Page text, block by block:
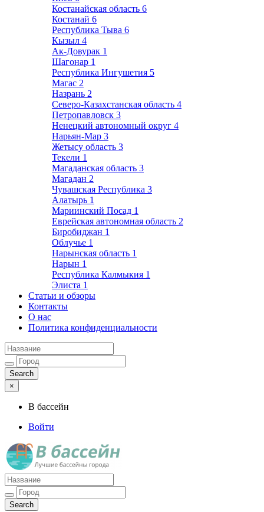
Костанайская область 6
Костанай 6
Республика Тыва 6
Кызыл 4
Ак-Довурак 1
Шагонар 1
Республика Ингушетия 5
Магас 2
Назрань 2
Северо-Казахстанская область 4
Петропавловск 3
Ненецкий автономный округ 4
Нарьян-Мар 3
Жетысу область 3
Текели 1
Магаданская область 3
Магадан 2
Чувашская Республика 3
Алатырь 1
Мариинский Посад 1
Еврейская автономная область 2
Биробиджан 1
Облучье 1
Нарынская область 1
Нарын 1
Республика Калмыкия 1
Элиста 1
Статьи и обзоры
Контакты
О нас
Политика конфиденциальности
×
В бассейн
Войти
Лучшие бассейны города